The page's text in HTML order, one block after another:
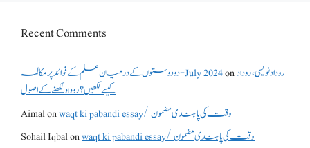
Recent Comments
دو دوستوں کے درمیان علم کے فوائد پر مکالمہ - July 2024onروداد نویسی ،روداد
کیسے لکھیں؟ روداد لکھنے کے اصول
Aimalon
waqt ki pabandi essay/ وقت کی پابندی مضمون
Sohail Iqbalon
waqt ki pabandi essay/ وقت کی پابندی مضمون